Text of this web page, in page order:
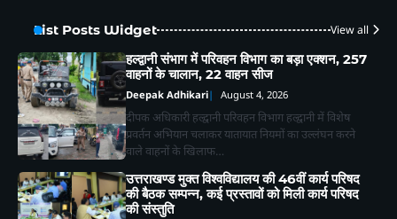
List Posts Widget View all
हल्द्वानी संभाग में परिवहन विभाग का बड़ा एक्शन, 257
वाहनों के चालान, 22 वाहन सीज
Deepak Adhikari August 4, 2026
दीपक अधिकारी हल्द्वानी परिवहन विभाग हल्द्वानी में विशेष
प्रवर्तन अभियान चलाकर यातायात नियमों का उल्लंघन करने
वाले वाहनों के खिलाफ…
उत्तराखण्ड मुक्त विश्वविद्यालय की 46वीं कार्य परिषद
की बैठक सम्पन्न, कई प्रस्तावों को मिली कार्य परिषद
की संस्तुति